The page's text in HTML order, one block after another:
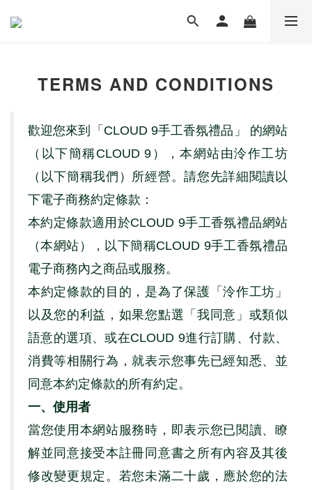
TERMS AND CONDITIONS
歡迎您來到「 CLOUD 9手工香氛禮品」 的網站
（以下簡稱CLOUD 9 ），本網站由泠作工坊
（以下簡稱我們）所經營。請您先詳細閱讀以
下電子商務約定條款：
本約定條款適用於CLOUD 9手工香氛禮品網站
（本網站），以下簡稱CLOUD 9手工香氛禮品
電子商務內之商品或服務。
本約定條款的目的，是為了保護「泠作工坊」
以及您的利益，如果您點選「我同意」或類似
語意的選項、或在CLOUD 9進行訂購、付款、
消費等相關行為，就表示您事先已經知悉、並
同意本約定條款的所有約定。
一、使用者
當您使用本網站服務時，即表示您已閱讀、瞭
解並同意接受本註冊同意書之所有內容及其後
修改變更規定。若您未滿二十歲，應於您的法